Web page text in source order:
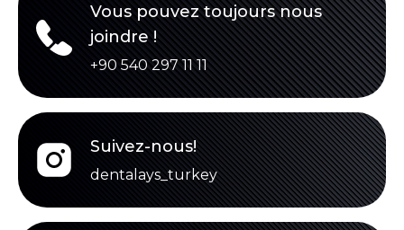
Vous pouvez toujours nous
joindre !
+90 540 297 11 11
Suivez-nous!
dentalays_turkey